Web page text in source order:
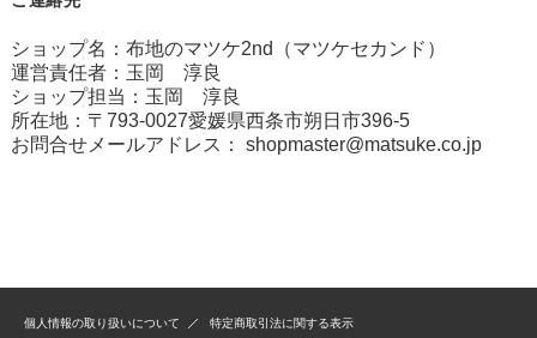
ショップ名：布地のマツケ2nd（マツケセカンド）
運営責任者：玉岡 淳良
ショップ担当：玉岡 淳良
所在地：〒793-0027愛媛県西条市朔日市396-5
お問合せメールアドレス： shopmaster@matsuke.co.jp
個人情報の取り扱いについて 特定商取引法に関する表示